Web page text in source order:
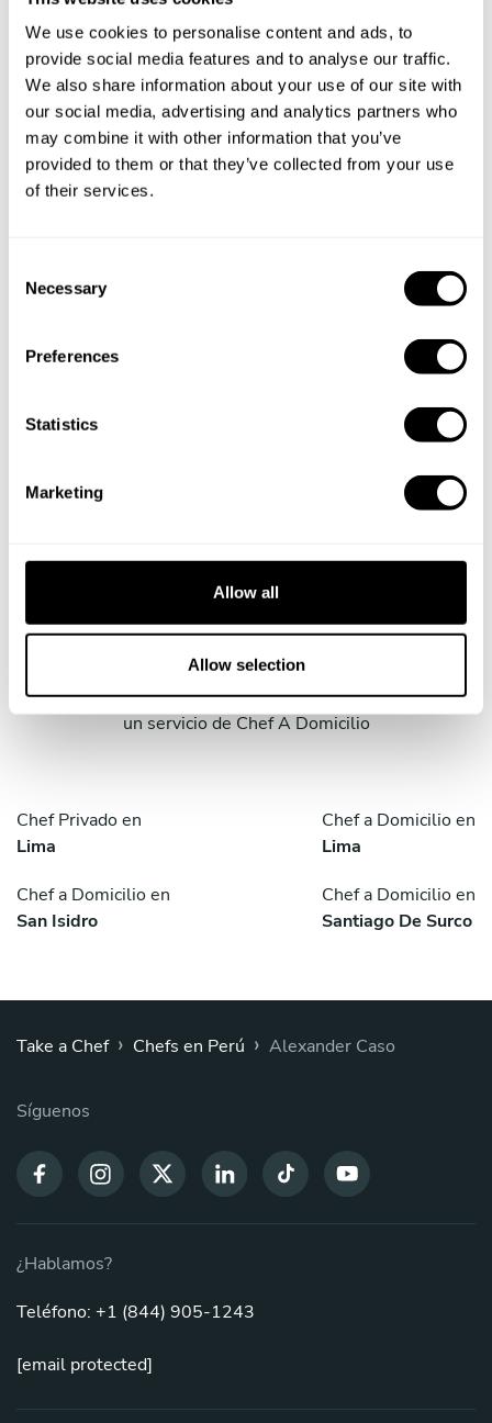
We use cookies to personalise content and ads, to
provide social media features and to analyse our traffic.
We also share information about your use of our site with
our social media, advertising and analytics partners who
may combine it with other information that you’ve
provided to them or that they’ve collected from your use
of their services.
Necessary
Preferences
Statistics
Marketing
Allow all
Allow selection
Servicios Take a Chef en
ciudades cercanas
Descubre ciudades cercanas a Ate en las que disfrutar de
un servicio de Chef A Domicilio
Chef Privado en
Lima
Chef a Domicilio en
Lima
Chef a Domicilio en
San Isidro
Chef a Domicilio en
Santiago De Surco
Take a Chef › Chefs en Perú › Alexander Caso
Síguenos
¿Hablamos?
Teléfono: +1 (844) 905-1243
[email protected]